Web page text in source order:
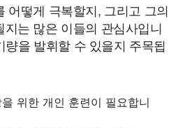
어떻게 극복할지, 그리고 그의
는 많은 이들의 관심사입니
량을 발휘할 수 있을지 주목됩
위한 개인 훈련이 필요합니